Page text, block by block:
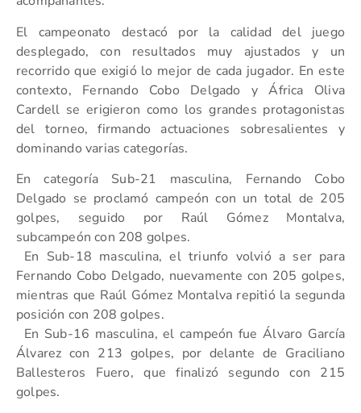
El campeonato destacó por la calidad del juego
desplegado, con resultados muy ajustados y un
recorrido que exigió lo mejor de cada jugador. En este
contexto, Fernando Cobo Delgado y África Oliva
Cardell se erigieron como los grandes protagonistas
del torneo, firmando actuaciones sobresalientes y
dominando varias categorías.
En categoría Sub-21 masculina, Fernando Cobo
Delgado se proclamó campeón con un total de 205
golpes, seguido por Raúl Gómez Montalva,
subcampeón con 208 golpes.
En Sub-18 masculina, el triunfo volvió a ser para
Fernando Cobo Delgado, nuevamente con 205 golpes,
mientras que Raúl Gómez Montalva repitió la segunda
posición con 208 golpes.
En Sub-16 masculina, el campeón fue Álvaro García
Álvarez con 213 golpes, por delante de Graciliano
Ballesteros Fuero, que finalizó segundo con 215
golpes.